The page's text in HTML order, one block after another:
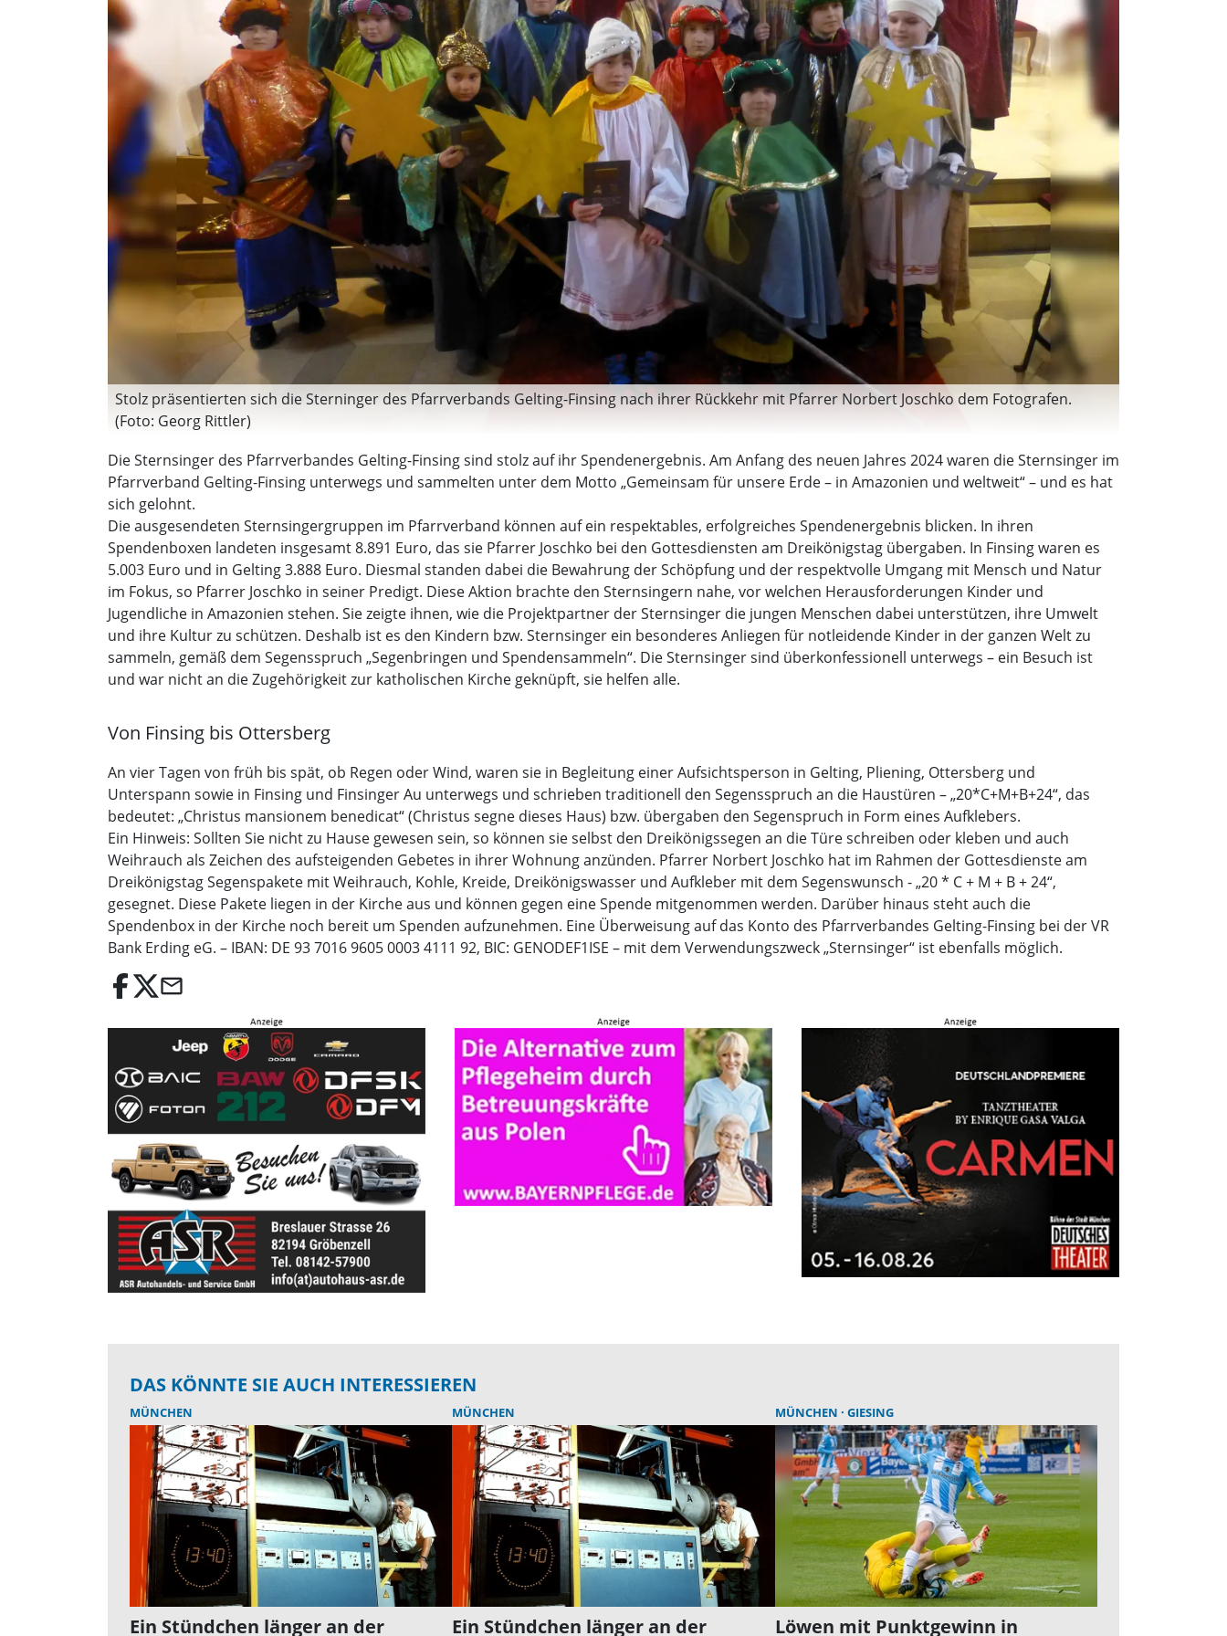
Stolz präsentierten sich die Sterninger des Pfarrverbands Gelting-Finsing nach ihrer Rückkehr mit Pfarrer Norbert Joschko dem Fotografen.
(Foto: Georg Rittler)
Die Sternsinger des Pfarrverbandes Gelting-Finsing sind stolz auf ihr Spendenergebnis. Am Anfang des neuen Jahres 2024 waren die Sternsinger im
Pfarrverband Gelting-Finsing unterwegs und sammelten unter dem Motto „Gemeinsam für unsere Erde – in Amazonien und weltweit“ – und es hat
sich gelohnt.
Die ausgesendeten Sternsingergruppen im Pfarrverband können auf ein respektables, erfolgreiches Spendenergebnis blicken. In ihren
Spendenboxen landeten insgesamt 8.891 Euro, das sie Pfarrer Joschko bei den Gottesdiensten am Dreikönigstag übergaben. In Finsing waren es
5.003 Euro und in Gelting 3.888 Euro. Diesmal standen dabei die Bewahrung der Schöpfung und der respektvolle Umgang mit Mensch und Natur
im Fokus, so Pfarrer Joschko in seiner Predigt. Diese Aktion brachte den Sternsingern nahe, vor welchen Herausforderungen Kinder und
Jugendliche in Amazonien stehen. Sie zeigte ihnen, wie die Projektpartner der Sternsinger die jungen Menschen dabei unterstützen, ihre Umwelt
und ihre Kultur zu schützen. Deshalb ist es den Kindern bzw. Sternsinger ein besonderes Anliegen für notleidende Kinder in der ganzen Welt zu
sammeln, gemäß dem Segensspruch „Segenbringen und Spendensammeln“. Die Sternsinger sind überkonfessionell unterwegs – ein Besuch ist
und war nicht an die Zugehörigkeit zur katholischen Kirche geknüpft, sie helfen alle.
Von Finsing bis Ottersberg
An vier Tagen von früh bis spät, ob Regen oder Wind, waren sie in Begleitung einer Aufsichtsperson in Gelting, Pliening, Ottersberg und
Unterspann sowie in Finsing und Finsinger Au unterwegs und schrieben traditionell den Segensspruch an die Haustüren – „20*C+M+B+24“, das
bedeutet: „Christus mansionem benedicat“ (Christus segne dieses Haus) bzw. übergaben den Segenspruch in Form eines Aufklebers.
Ein Hinweis: Sollten Sie nicht zu Hause gewesen sein, so können sie selbst den Dreikönigssegen an die Türe schreiben oder kleben und auch
Weihrauch als Zeichen des aufsteigenden Gebetes in ihrer Wohnung anzünden. Pfarrer Norbert Joschko hat im Rahmen der Gottesdienste am
Dreikönigstag Segenspakete mit Weihrauch, Kohle, Kreide, Dreikönigswasser und Aufkleber mit dem Segenswunsch - „20 * C + M + B + 24“,
gesegnet. Diese Pakete liegen in der Kirche aus und können gegen eine Spende mitgenommen werden. Darüber hinaus steht auch die
Spendenbox in der Kirche noch bereit um Spenden aufzunehmen. Eine Überweisung auf das Konto des Pfarrverbandes Gelting-Finsing bei der VR
Bank Erding eG. – IBAN: DE 93 7016 9605 0003 4111 92, BIC: GENODEF1ISE – mit dem Verwendungszweck „Sternsinger“ ist ebenfalls möglich.
email
DAS KÖNNTE SIE AUCH INTERESSIEREN
MÜNCHEN
Ein Stündchen länger an der
MÜNCHEN
Ein Stündchen länger an der
MÜNCHEN GIESING
Löwen mit Punktgewinn in